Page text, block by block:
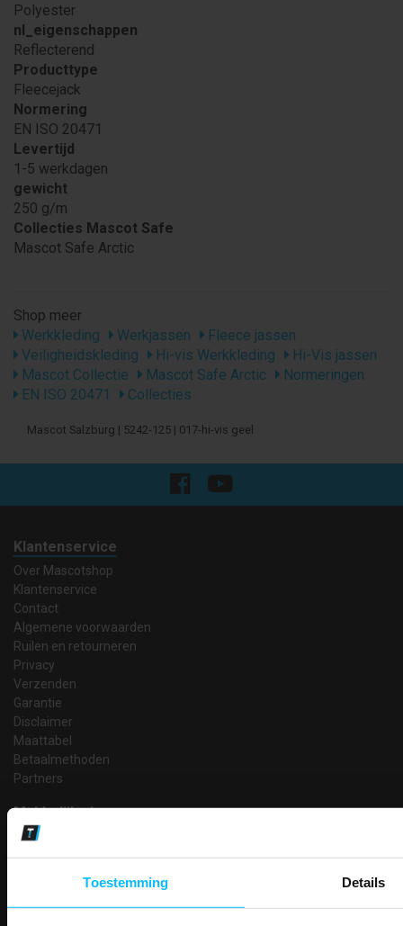
Toestemming Details
Polyester
nl_eigenschappen
Reflecterend
Producttype
Fleecejack
Normering
EN ISO 20471
Levertijd
1-5 werkdagen
gewicht
250 g/m
Collecties Mascot Safe
Mascot Safe Arctic
Shop meer
Werkkleding
Werkjassen
Fleece jassen
Veiligheidskleding
Hi-vis Werkkleding
Hi-Vis jassen
Mascot Collectie
Mascot Safe Arctic
Normeringen
EN ISO 20471
Collecties
Mascot Salzburg | 5242-125 | 017-hi-vis geel
Klantenservice
Over Mascotshop
Klantenservice
Contact
Algemene voorwaarden
Ruilen en retourneren
Privacy
Verzenden
Garantie
Disclaimer
Maattabel
Betaalmethoden
Partners
Makkelijk shoppen
Gratis verzending in Nederland vanaf € 150,- excl. BTW
Bedruk- en borduurservice